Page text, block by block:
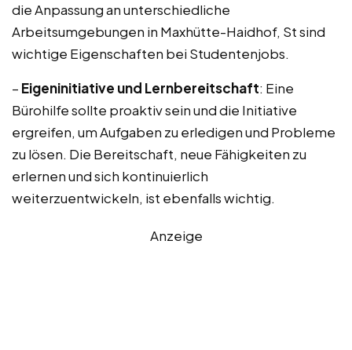
die Anpassung an unterschiedliche
Arbeitsumgebungen in Maxhütte-Haidhof, St sind
wichtige Eigenschaften bei Studentenjobs.
– Eigeninitiative und Lernbereitschaft: Eine
Bürohilfe sollte proaktiv sein und die Initiative
ergreifen, um Aufgaben zu erledigen und Probleme
zu lösen. Die Bereitschaft, neue Fähigkeiten zu
erlernen und sich kontinuierlich
weiterzuentwickeln, ist ebenfalls wichtig.
Anzeige